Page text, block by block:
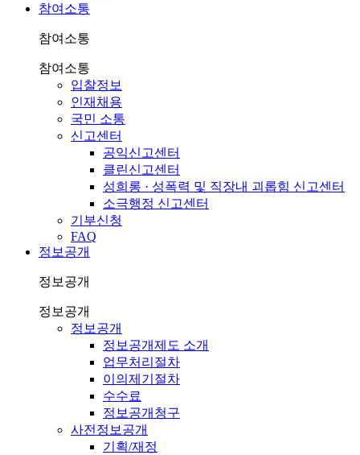
참여소통
참여소통
참여소통
입찰정보
인재채용
국민 소통
신고센터
공익신고센터
클린신고센터
성희롱 · 성폭력 및 직장내 괴롭힘 신고센터
소극행정 신고센터
기부신청
FAQ
정보공개
정보공개
정보공개
정보공개
정보공개제도 소개
업무처리절차
이의제기절차
수수료
정보공개청구
사전정보공개
기획/재정